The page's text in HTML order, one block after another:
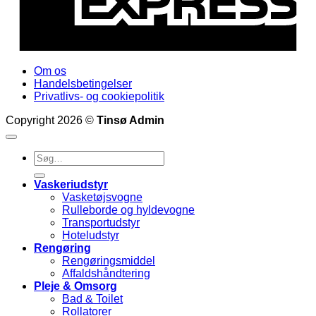
Om os
Handelsbetingelser
Privatlivs- og cookiepolitik
Copyright 2026 © Tinsø Admin
Søg
efter:
Vaskeriudstyr
Vasketøjsvogne
Rulleborde og hyldevogne
Transportudstyr
Hoteludstyr
Rengøring
Rengøringsmiddel
Affaldshåndtering
Pleje & Omsorg
Bad & Toilet
Rollatorer